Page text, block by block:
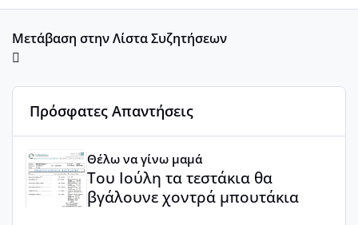
Μετάβαση στην Λίστα Συζητήσεων
Πρόσφατες Απαντήσεις
Θέλω να γίνω μαμά
Του Ιούλη τα τεστάκια θα
βγάλουνε χοντρά μπουτάκια